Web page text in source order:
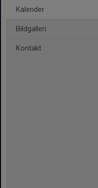
Kalender
Bildgalleri
Kontakt